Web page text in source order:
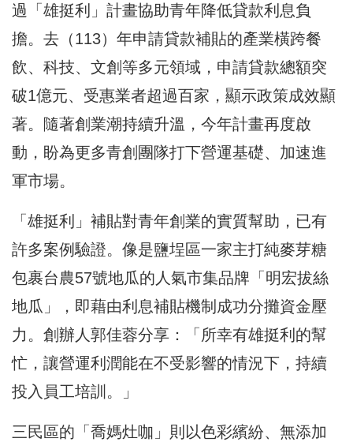
過「雄挺利」計畫協助青年降低貸款利息負
擔。去（113）年申請貸款補貼的產業橫跨餐
飲、科技、文創等多元領域，申請貸款總額突
破1億元、受惠業者超過百家，顯示政策成效顯
著。隨著創業潮持續升溫，今年計畫再度啟
動，盼為更多青創團隊打下營運基礎、加速進
軍市場。
「雄挺利」補貼對青年創業的實質幫助，已有
許多案例驗證。像是鹽埕區一家主打純麥芽糖
包裹台農57號地瓜的人氣市集品牌「明宏拔絲
地瓜」，即藉由利息補貼機制成功分攤資金壓
力。創辦人郭佳蓉分享：「所幸有雄挺利的幫
忙，讓營運利潤能在不受影響的情況下，持續
投入員工培訓。」
三民區的「喬媽灶咖」則以色彩繽紛、無添加